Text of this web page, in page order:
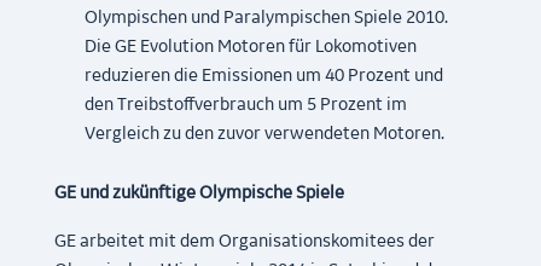
Olympischen und Paralympischen Spiele 2010.
Die GE Evolution Motoren für Lokomotiven
reduzieren die Emissionen um 40 Prozent und
den Treibstoffverbrauch um 5 Prozent im
Vergleich zu den zuvor verwendeten Motoren.
GE und zukünftige Olympische Spiele
GE arbeitet mit dem Organisationskomitees der